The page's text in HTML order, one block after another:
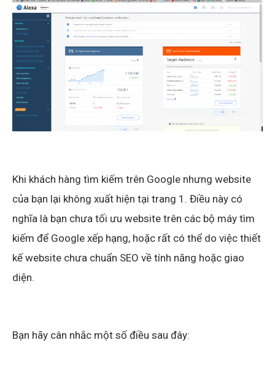
Khi khách hàng tìm kiếm trên Google nhưng website
của bạn lại không xuất hiện tại trang 1. Điều này có
nghĩa là bạn chưa tối ưu website trên các bộ máy tìm
kiếm để Google xếp hạng, hoặc rất có thể do việc thiết
kế website chưa chuẩn SEO về tính năng hoặc giao
diện.
Bạn hãy cân nhắc một số điều sau đây: